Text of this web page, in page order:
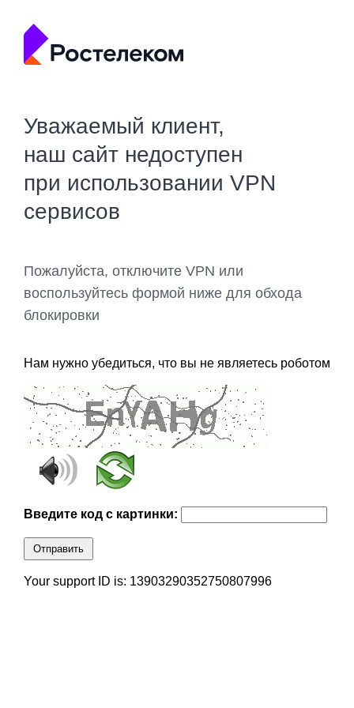
Уважаемый клиент,
наш сайт недоступен
при использовании VPN
сервисов
Пожалуйста, отключите VPN или
воспользуйтесь формой ниже для обхода
блокировки
Нам нужно убедиться, что вы не являетесь роботом
Введите код с картинки:
Отправить
Your support ID is: 13903290352750807996